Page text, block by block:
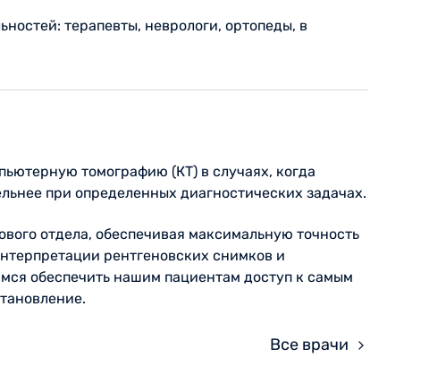
терапевты, неврологи, ортопеды, в
томографию (КТ) в случаях, когда
при определенных диагностических задачах.
отдела, обеспечивая максимальную точность
рентгеновских снимков и
обеспечить нашим пациентам доступ к самым
Все врачи